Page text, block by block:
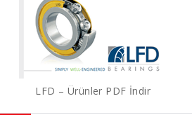
LFD – Ürünler PDF İndir